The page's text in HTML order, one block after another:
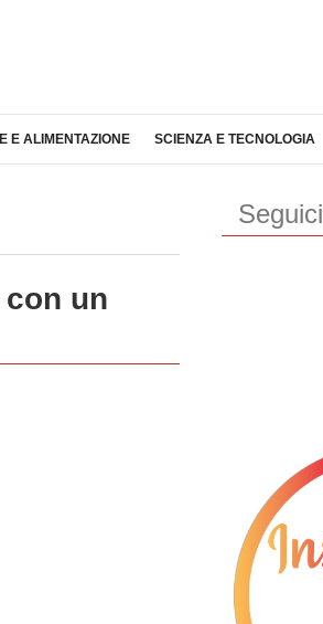
E ALIMENTAZIONE SCIENZA E TECNOLOGIA
un
Seguici